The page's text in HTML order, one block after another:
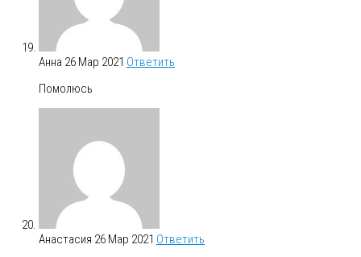
Анна 26 Мар 2021 Ответить
Помолюсь
Анастасия 26 Мар 2021 Ответить